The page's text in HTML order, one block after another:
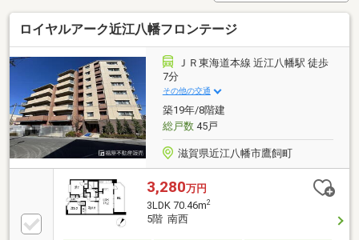
ロイヤルアーク近江八幡フロンテージ
ＪＲ東海道本線 近江八幡駅 徒歩
7分
その他の交通
築19年/8階建
総戸数45戸
滋賀県近江八幡市鷹飼町
3,280万円
3LDK 70.46m2
5階 南西